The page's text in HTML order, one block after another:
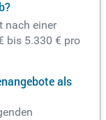
nach einer
bis 5.330 € pro
als